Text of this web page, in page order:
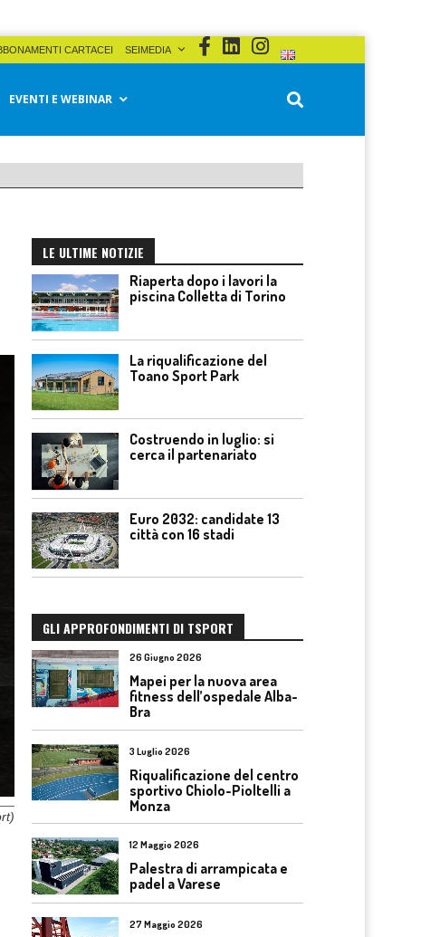
CARTACEI SEIMEDIA
EVENTI E WEBINAR
LE ULTIME NOTIZIE
Riaperta dopo i lavori la
piscina Colletta di Torino
La riqualificazione del
Toano Sport Park
Costruendo in luglio: si
cerca il partenariato
Euro 2032: candidate 13
città con 16 stadi
GLI APPROFONDIMENTI DI TSPORT
26 Giugno 2026
Mapei per la nuova area
fitness dell’ospedale Alba-
Bra
3 Luglio 2026
Riqualificazione del centro
sportivo Chiolo-Pioltelli a
Monza
12 Maggio 2026
Palestra di arrampicata e
padel a Varese
27 Maggio 2026